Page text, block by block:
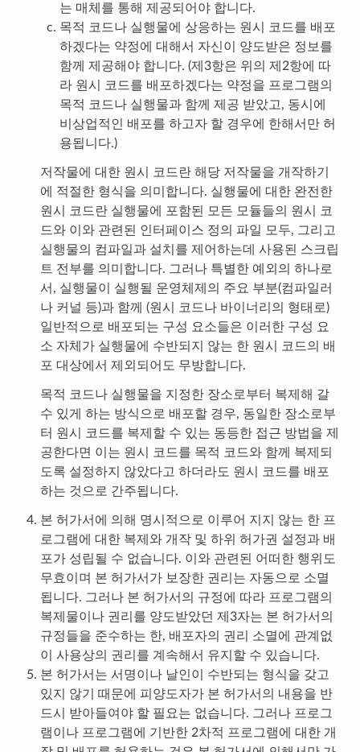
는 매체를 통해 제공되어야 합니다.
목적 코드나 실행물에 상응하는 원시 코드를 배포
하겠다는 약정에 대해서 자신이 양도받은 정보를
함께 제공해야 합니다. (제3항은 위의 제2항에 따
라 원시 코드를 배포하겠다는 약정을 프로그램의
목적 코드나 실행물과 함께 제공 받았고, 동시에
비상업적인 배포를 하고자 할 경우에 한해서만 허
용됩니다.)
저작물에 대한 원시 코드란 해당 저작물을 개작하기
에 적절한 형식을 의미합니다. 실행물에 대한 완전한
원시 코드란 실행물에 포함된 모든 모듈들의 원시 코
드와 이와 관련된 인터페이스 정의 파일 모두, 그리고
실행물의 컴파일과 설치를 제어하는데 사용된 스크립
트 전부를 의미합니다. 그러나 특별한 예외의 하나로
서, 실행물이 실행될 운영체제의 주요 부분(컴파일러
나 커널 등)과 함께 (원시 코드나 바이너리의 형태로)
일반적으로 배포되는 구성 요소들은 이러한 구성 요
소 자체가 실행물에 수반되지 않는 한 원시 코드의 배
포 대상에서 제외되어도 무방합니다.
목적 코드나 실행물을 지정한 장소로부터 복제해 갈
수 있게 하는 방식으로 배포할 경우, 동일한 장소로부
터 원시 코드를 복제할 수 있는 동등한 접근 방법을 제
공한다면 이는 원시 코드를 목적 코드와 함께 복제되
도록 설정하지 않았다고 하더라도 원시 코드를 배포
하는 것으로 간주됩니다.
본 허가서에 의해 명시적으로 이루어 지지 않는 한 프
로그램에 대한 복제와 개작 및 하위 허가권 설정과 배
포가 성립될 수 없습니다. 이와 관련된 어떠한 행위도
무효이며 본 허가서가 보장한 권리는 자동으로 소멸
됩니다. 그러나 본 허가서의 규정에 따라 프로그램의
복제물이나 권리를 양도받았던 제3자는 본 허가서의
규정들을 준수하는 한, 배포자의 권리 소멸에 관계없
이 사용상의 권리를 계속해서 유지할 수 있습니다.
본 허가서는 서명이나 날인이 수반되는 형식을 갖고
있지 않기 때문에 피양도자가 본 허가서의 내용을 반
드시 받아들여야 할 필요는 없습니다. 그러나 프로그
램이나 프로그램에 기반한 2차적 프로그램에 대한 개